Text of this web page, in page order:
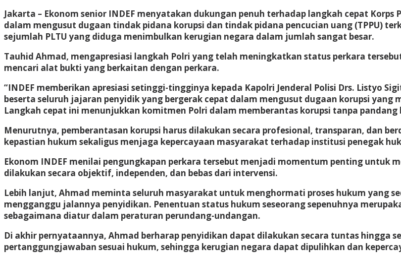
Jakarta – Ekonom senior INDEF menyatakan dukungan penuh terhadap langkah cepat
dalam mengusut dugaan tindak pidana korupsi dan tindak pidana pencucian uang (TPPU)
sejumlah PLTU yang diduga menimbulkan kerugian negara dalam jumlah sangat besar.
Tauhid Ahmad, mengapresiasi langkah Polri yang telah meningkatkan status perkara
mencari alat bukti yang berkaitan dengan perkara.
“INDEF memberikan apresiasi setinggi-tingginya kepada Kapolri Jenderal Polisi Drs. Listyo
beserta seluruh jajaran penyidik yang bergerak cepat dalam mengusut dugaan korupsi
Langkah cepat ini menunjukkan komitmen Polri dalam memberantas korupsi tanpa pandang
Menurutnya, pemberantasan korupsi harus dilakukan secara profesional, transparan, dan
kepastian hukum sekaligus menjaga kepercayaan masyarakat terhadap institusi penegak
Ekonom INDEF menilai pengungkapan perkara tersebut menjadi momentum penting untuk
dilakukan secara objektif, independen, dan bebas dari intervensi.
Lebih lanjut, Ahmad meminta seluruh masyarakat untuk menghormati proses hukum yang
mengganggu jalannya penyidikan. Penentuan status hukum seseorang sepenuhnya
sebagaimana diatur dalam peraturan perundang-undangan.
Di akhir pernyataannya, Ahmad berharap penyidikan dapat dilakukan secara tuntas hingga
pertanggungjawaban sesuai hukum, sehingga kerugian negara dapat dipulihkan dan